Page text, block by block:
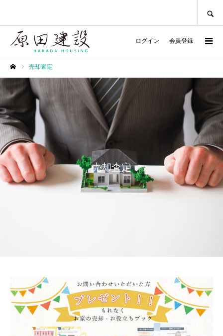
ログイン 会員登録
売却査定
売却査定